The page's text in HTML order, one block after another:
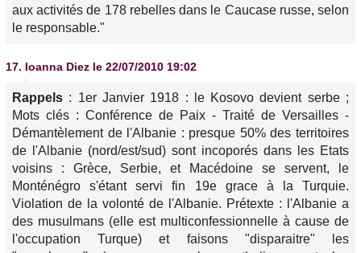
aux activités de 178 rebelles dans le Caucase russe, selon
le responsable."
17. Ioanna Diez le 22/07/2010 19:02
‎Rappels : 1er Janvier 1918 : le Kosovo devient serbe ;
Mots clés : Conférence de Paix - Traité de Versailles -
Démantèlement de l'Albanie : presque 50% des territoires
de l'Albanie (nord/est/sud) sont incoporés dans les Etats
voisins : Grèce, Serbie, et Macédoine se servent, le
Monténégro s'étant servi fin 19e grace à la Turquie.
Violation de la volonté de l'Albanie. Prétexte : l'Albanie a
des musulmans (elle est multiconfessionnelle à cause de
l'occupation Turque) et faisons "disparaitre" les